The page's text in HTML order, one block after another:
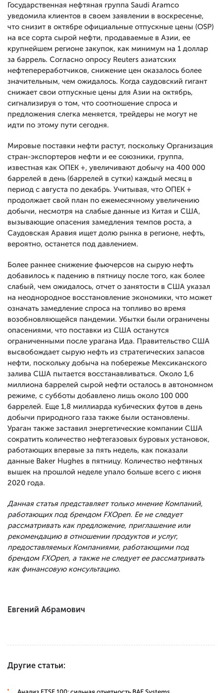
Государственная нефтяная группа Saudi Aramco
уведомила клиентов в своем заявлении в воскресенье,
что снизит в октябре официальные отпускные цены (OSP)
на все сорта сырой нефти, продаваемые в Азии, ее
крупнейшем регионе закупок, как минимум на 1 доллар
за баррель. Согласно опросу Reuters азиатских
нефтепереработчиков, снижение цен оказалось более
значительным, чем ожидалось. Когда саудовский гигант
снижает свои отпускные цены для Азии на октябрь,
сигнализируя о том, что соотношение спроса и
предложения слегка меняется, трейдеры не могут не
идти по этому пути сегодня.
Мировые поставки нефти растут, поскольку Организация
стран-экспортеров нефти и ее союзники, группа,
известная как ОПЕК +, увеличивают добычу на 400 000
баррелей в день (баррелей в сутки) каждый месяц в
период с августа по декабрь. Учитывая, что ОПЕК +
продолжает свой план по ежемесячному увеличению
добычи, несмотря на слабые данные из Китая и США,
вызывающие опасения замедления темпов роста, а
Саудовская Аравия ищет долю рынка в регионе, нефть,
вероятно, останется под давлением.
Более раннее снижение фьючерсов на сырую нефть
добавилось к падению в пятницу после того, как более
слабый, чем ожидалось, отчет о занятости в США указал
на неоднородное восстановление экономики, что может
означать замедление спроса на топливо во время
возобновляющейся пандемии. Убытки были ограничены
опасениями, что поставки из США останутся
ограниченными после урагана Ида. Правительство США
высвобождает сырую нефть из стратегических запасов
нефти, поскольку добыча на побережье Мексиканского
залива США пытается восстанавливаться. Около 1,6
миллиона баррелей сырой нефти осталось в автономном
режиме, с субботы добавлено лишь около 100 000
баррелей. Еще 1,8 миллиарда кубических футов в день
добычи природного газа также были остановлены.
Ураган также заставил энергетические компании США
сократить количество нефтегазовых буровых установок,
работающих впервые за пять недель, как показали
данные Baker Hughes в пятницу. Количество нефтяных
вышек на прошлой неделе упало больше всего с июня
2020 года.
Данная статья представляет только мнение Компаний,
работающих под брендом FXOpen. Ее не следует
рассматривать как предложение, приглашение или
рекомендацию в отношении продуктов и услуг,
предоставляемых Компаниями, работающими под
брендом FXOpen, а также не следует ее рассматривать
как финансовую консультацию.
Евгений Абрамович
Другие статьи: